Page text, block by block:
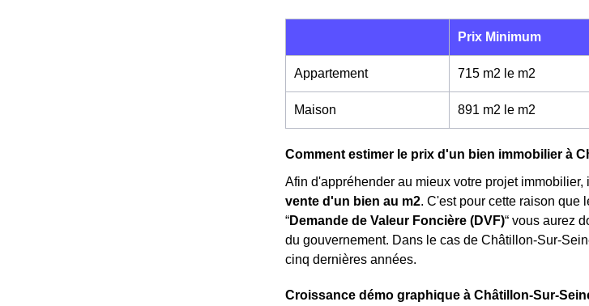
Prix Minimum
Appartement 715 m2 le m2
Maison 891 m2 le m2
Comment estimer le prix d'un bien immobilier à
Afin d'appréhender au mieux votre projet
vente d'un bien au m2. C'est pour cette raison que
“Demande de Valeur Foncière (DVF)“ vous aurez
du gouvernement. Dans le cas de Châtillon-Sur-
cinq dernières années.
Croissance démo graphique à Châtillon-Sur-